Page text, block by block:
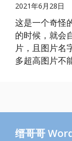
2021年6月28日
这是一个奇怪
的时候，就会
片，且图片名
多超高图片不
缙哥哥